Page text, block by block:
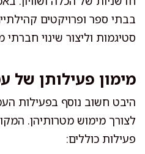
בבתי ספר ופרויקטים
סטיגמות וליצור שינוי
מימון פעילותן של
היבט חשוב נוסף בפעילות
לצורך מימוש מטרותיהן.
פעילות כוללים: